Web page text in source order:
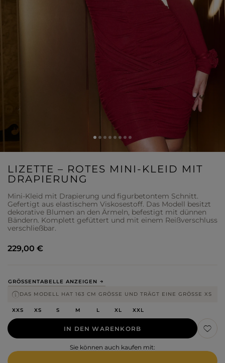
LIZETTE – ROTES MINI-KLEID MIT
DRAPIERUNG
Mini-Kleid mit Drapierung und figurbetontem Schnitt.
Gefertigt aus elastischem Viskosestoff. Das Modell besitzt
dekorative Blumen an den Ärmeln, befestigt mit dünnen
Bändern. Komplett gefüttert und mit einem Reißverschluss
verschließbar.
GRÖSSENTABELLE ANZEIGEN
DAS MODELL HAT 163 CM GRÖSSE UND TRÄGT EINE GRÖSSE XS
XXS XS S M L XL XXL
IN DEN WARENKORB
Sie können auch kaufen mit:
229,00 €